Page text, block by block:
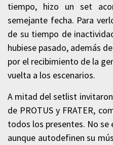
tiempo, hizo un set
semejante fecha. Para
de su tiempo de
hubiese pasado, además
por el recibimiento de la
vuelta a los escenarios.
A mitad del setlist
de PROTUS y FRATER,
todos los presentes. No se
aunque autodefinen su